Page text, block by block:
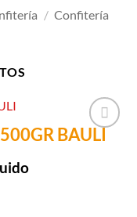
/ Confitería
Añadir a
BAULI